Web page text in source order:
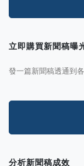
立即購買新聞稿曝
發一篇新聞稿透通到
分析新聞稿成效